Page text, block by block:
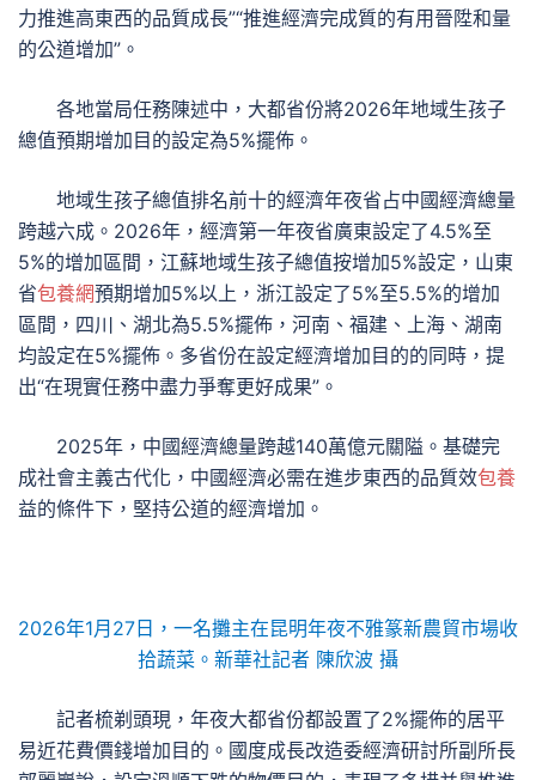
力推進高東西的品質成長”“推進經濟完成質的有用晉陞和量
的公道增加”。
各地當局任務陳述中，大都省份將2026年地域生孩子
總值預期增加目的設定為5%擺佈。
地域生孩子總值排名前十的經濟年夜省占中國經濟總量
跨越六成。2026年，經濟第一年夜省廣東設定了4.5%至
5%的增加區間，江蘇地域生孩子總值按增加5%設定，山東
省包養網預期增加5%以上，浙江設定了5%至5.5%的增加
區間，四川、湖北為5.5%擺佈，河南、福建、上海、湖南
均設定在5%擺佈。多省份在設定經濟增加目的的同時，提
出“在現實任務中盡力爭奪更好成果”。
2025年，中國經濟總量跨越140萬億元關隘。基礎完
成社會主義古代化，中國經濟必需在進步東西的品質效包養
益的條件下，堅持公道的經濟增加。
2026年1月27日，一名攤主在昆明年夜不雅篆新農貿市場收
拾蔬菜。新華社記者 陳欣波 攝
記者梳剃頭現，年夜大都省份都設置了2%擺佈的居平
易近花費價錢增加目的。國度成長改造委經濟研討所副所長